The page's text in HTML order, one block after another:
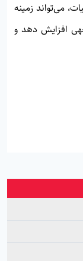
می‌تواند زمینه
افزایش دهد و